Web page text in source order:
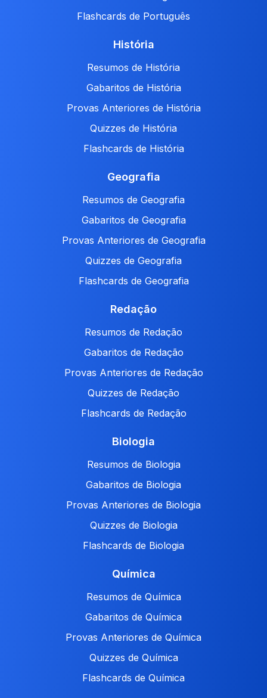
Flashcards de Português
História
Resumos de História
Gabaritos de História
Provas Anteriores de História
Quizzes de História
Flashcards de História
Geografia
Resumos de Geografia
Gabaritos de Geografia
Provas Anteriores de Geografia
Quizzes de Geografia
Flashcards de Geografia
Redação
Resumos de Redação
Gabaritos de Redação
Provas Anteriores de Redação
Quizzes de Redação
Flashcards de Redação
Biologia
Resumos de Biologia
Gabaritos de Biologia
Provas Anteriores de Biologia
Quizzes de Biologia
Flashcards de Biologia
Química
Resumos de Química
Gabaritos de Química
Provas Anteriores de Química
Quizzes de Química
Flashcards de Química